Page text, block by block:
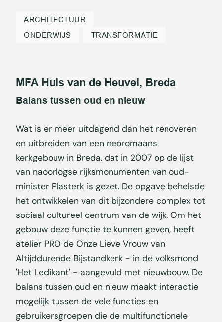
ARCHITECTUUR
ONDERWIJS
TRANSFORMATIE
MFA Huis van de Heuvel, Breda
Balans tussen oud en nieuw
Wat is er meer uitdagend dan het renoveren
en uitbreiden van een neoromaans
kerkgebouw in Breda, dat in 2007 op de lijst
van naoorlogse rijksmonumenten van oud-
minister Plasterk is gezet. De opgave behelsde
het ontwikkelen van dit bijzondere complex tot
sociaal cultureel centrum van de wijk. Om het
gebouw deze functie te kunnen geven, heeft
atelier PRO de Onze Lieve Vrouw van
Altijddurende Bijstandkerk - in de volksmond
'Het Ledikant' - aangevuld met nieuwbouw. De
balans tussen oud en nieuw maakt interactie
mogelijk tussen de vele functies en
gebruikersgroepen die de multifunctionele